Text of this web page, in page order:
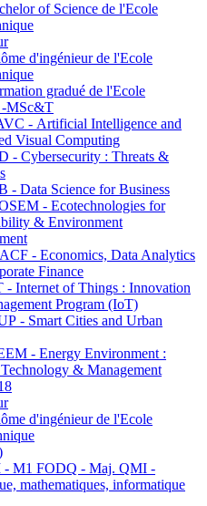
of Science de l'Ecole
d'ingénieur de l'Ecole
gradué de l'Ecole
-MSc&T
- Artificial Intelligence and
Visual Computing
- Cybersecurity : Threats &
- Data Science for Business
- Ecotechnologies for
& Environment
- Economics, Data Analytics
Finance
- Internet of Things : Innovation
Program (IoT)
- Smart Cities and Urban
- Energy Environment :
& Management
d'ingénieur de l'Ecole
M1 FODQ - Maj. QMI -
mathematiques, informatique